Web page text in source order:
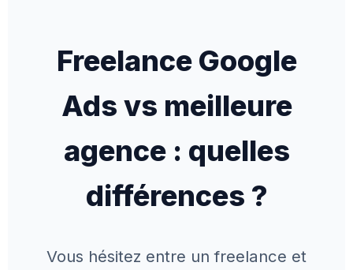
Freelance Google
Ads vs meilleure
agence : quelles
différences ?
Vous hésitez entre un freelance et